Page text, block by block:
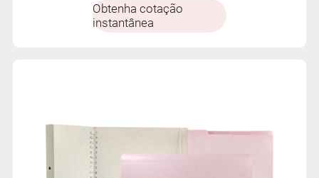
Obtenha cotação
instantânea